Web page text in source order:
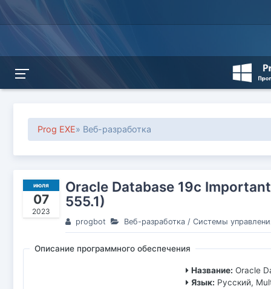
Prog EXE» Веб-разработка
июля
07
2023
Oracle Database 19c
555.1)
progbot Веб-разработка/ Системы
Описание программного обеспечения
Название: Oracle
Язык: Русский,